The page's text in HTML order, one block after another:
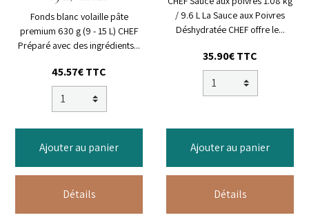
Fonds blanc volaille pâte
premium 630 g (9 - 15 L) CHEF
Préparé avec des ingrédients...
45.57€ TTC
Ajouter au panier
Détails
/ 9.6 L La Sauce aux Poivres
Déshydratée CHEF offre le...
35.90€ TTC
Ajouter au panier
Détails